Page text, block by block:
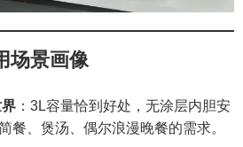
场景画像
：3L容量恰到好处，无涂层内胆安
餐、煲汤、偶尔浪漫晚餐的需求。